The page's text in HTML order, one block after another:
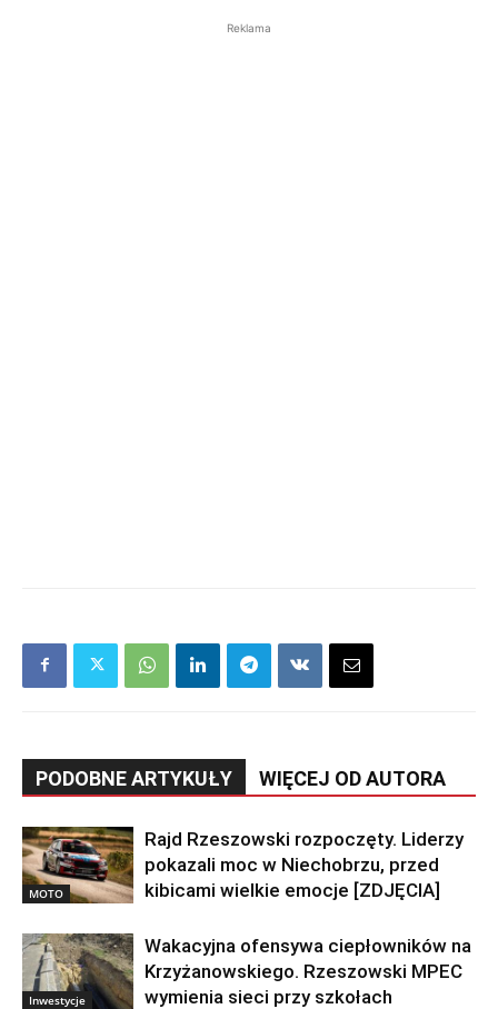
Reklama
PODOBNE ARTYKUŁY WIĘCEJ OD AUTORA
MOTO
Rajd Rzeszowski rozpoczęty. Liderzy
pokazali moc w Niechobrzu, przed
kibicami wielkie emocje [ZDJĘCIA]
Inwestycje
Wakacyjna ofensywa ciepłowników na
Krzyżanowskiego. Rzeszowski MPEC
wymienia sieci przy szkołach